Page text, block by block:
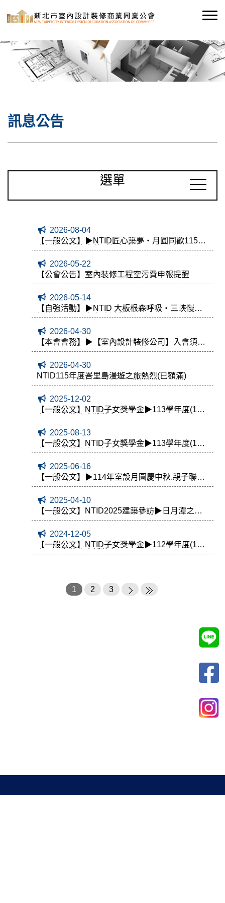
訊息公告
選單
2026-08-04
【一般公文】▶NTID匠心築夢・月圓同歡115年
度親子聯誼晚會熱烈報名中
2026-05-22
【公會公告】室內裝修工程空污費申報提醒
2026-05-14
【自強活動】▶NTID 大板根森呼吸・三峽慢活
輕旅行二天一夜自強活動
2026-04-30
【本會會務】▶【室內設計裝修公司】入會須知
暨入會申請書下載
2026-04-30
NTID115年度峇里島漫遊之旅熱烈(已額滿)
2025-12-02
【一般公文】NTID子女獎學金▶113學年度(114)
會員子女獎學金獲獎名單
2025-08-13
【一般公文】NTID子女獎學金▶113學年度(114)
會員子女獎學金開始申請囉
2025-06-16
【一般公文】▶114年室設月圓慶中秋.親子聯誼
晚會熱烈報名中
2025-04-10
【一般公文】NTID2025建築參訪▶日月潭之旅
【已額滿】
2024-12-05
【一般公文】NTID子女獎學金▶112學年度(113)
會員子女獎學金授獎名單
1 2 3